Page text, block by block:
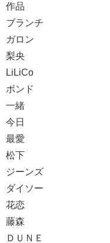
作品
ブランチ
ガロン
梨央
LiLiCo
ボンド
一緒
今日
最愛
松下
ジーンズ
ダイソー
花恋
藤森
ＤＵＮＥ